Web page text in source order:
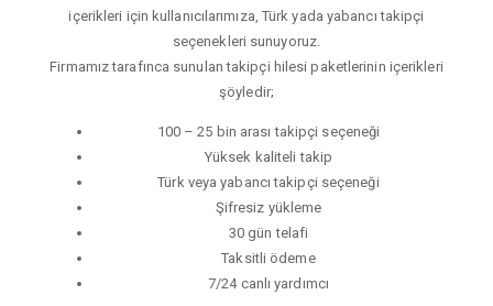
içerikleri için kullanıcılarımıza, Türk yada yabancı takipçi
seçenekleri sunuyoruz.
Firmamız tarafınca sunulan takipçi hilesi paketlerinin içerikleri
şöyledir;
100 – 25 bin arası takipçi seçeneği
Yüksek kaliteli takip
Türk veya yabancı takipçi seçeneği
Şifresiz yükleme
30 gün telafi
Taksitli ödeme
7/24 canlı yardımcı